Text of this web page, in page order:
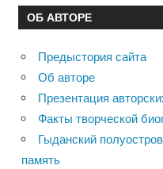
ОБ АВТОРЕ
Предыстория сайта
Об авторе
Презентация
Факты творческой
Гыданский
память